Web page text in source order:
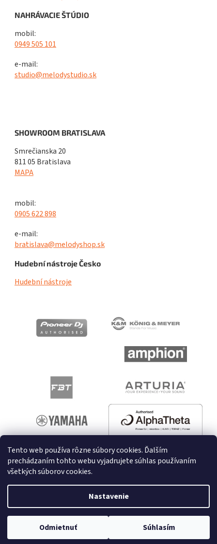
Tento web používa rôzne súbory cookies. Ďalším
prechádzaním tohto webu vyjadrujete súhlas používaním
všetkých súborov cookies.
Nastavenie
Odmietnuť Súhlasím
NAHRÁVACIE ŠTÚDIO
mobil:
0949 505 101
e-mail:
studio@melodystudio.sk
SHOWROOM BRATISLAVA
Smrečianska 20
811 05 Bratislava
MAPA
mobil:
0905 622 898
e-mail:
bratislava@melodyshop.sk
Hudební nástroje Česko
Hudební nástroje
Vytvoril Shoptet
Copyright 2026melodyshop.sk. Všetky práva vyhradené.
Upraviť nastavenie cookies